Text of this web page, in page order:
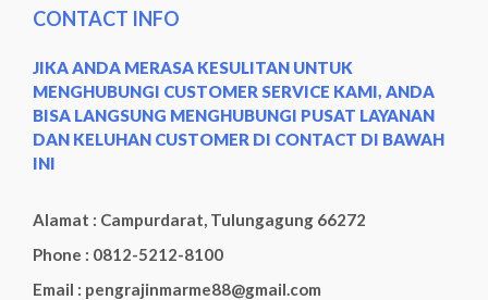
CONTACT INFO
JIKA ANDA MERASA KESULITAN UNTUK
MENGHUBUNGI CUSTOMER SERVICE KAMI, ANDA
BISA LANGSUNG MENGHUBUNGI PUSAT LAYANAN
DAN KELUHAN CUSTOMER DI CONTACT DI BAWAH
INI
Alamat : Campurdarat, Tulungagung 66272
Phone : 0812-5212-8100
Email : pengrajinmarme88@gmail.com